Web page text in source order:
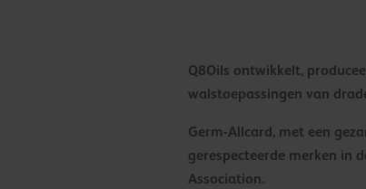
Q8Oils ontwikkelt,
walstoepassingen van
Germ-Allcard, met een
gerespecteerde merken in
Association.